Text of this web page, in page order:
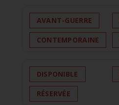
AVANT-GUERRE
CONTEMPORAINE
DISPONIBLE
RÉSERVÉE